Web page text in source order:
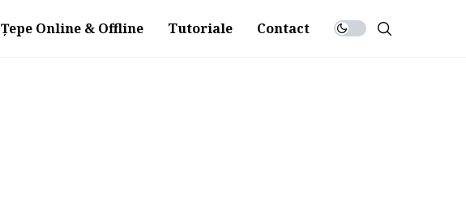
Țepe Online & Offline Tutoriale Contact